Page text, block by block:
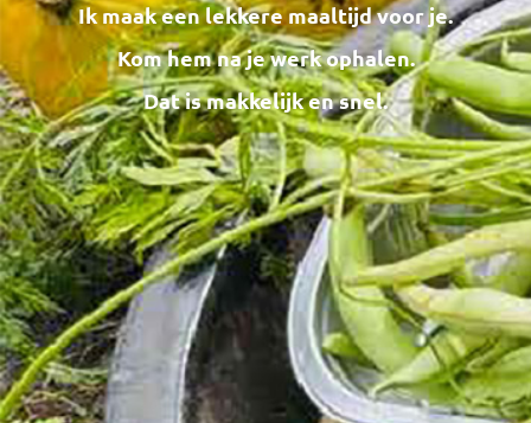
Ik maak een lekkere maaltijd voor je.
Kom hem na je werk ophalen.
Dat is makkelijk en snel.